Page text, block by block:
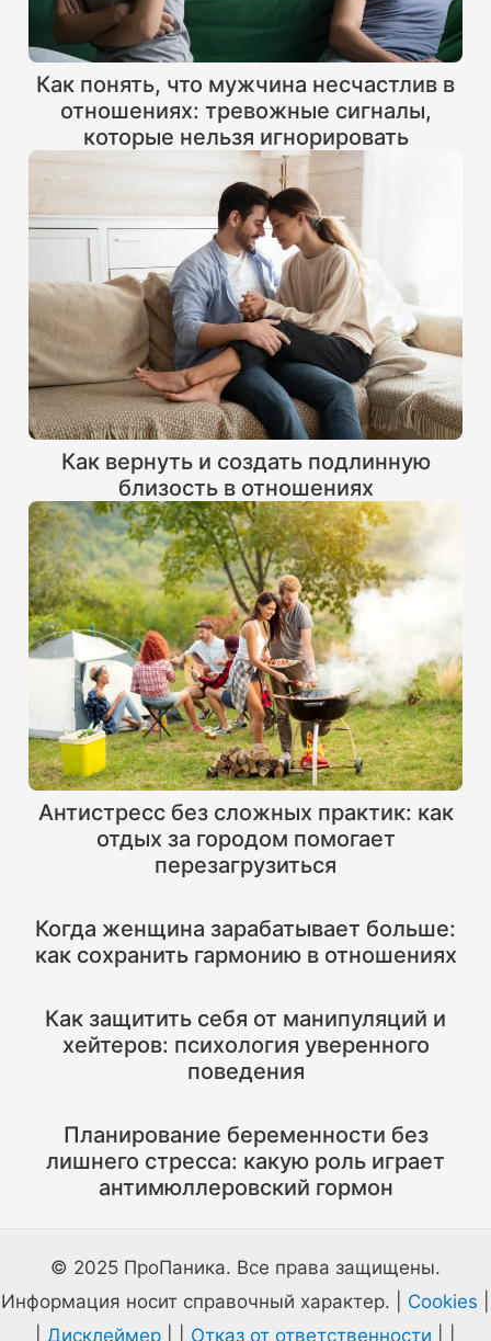
Как понять, что мужчина несчастлив в
отношениях: тревожные сигналы,
которые нельзя игнорировать
Как вернуть и создать подлинную
близость в отношениях
Антистресс без сложных практик: как
отдых за городом помогает
перезагрузиться
Когда женщина зарабатывает больше:
как сохранить гармонию в отношениях
Как защитить себя от манипуляций и
хейтеров: психология уверенного
поведения
Планирование беременности без
лишнего стресса: какую роль играет
антимюллеровский гормон
© 2025 ПроПаника. Все права защищены.
Информация носит справочный характер. | Cookies
Дисклеймер Отказ от ответственности